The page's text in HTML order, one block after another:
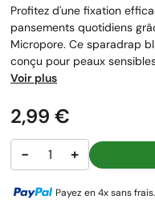
Profitez d'une fixation
pansements quotidiens
Micropore. Ce sparadrap
conçu pour peaux
Voir plus
Prix
2,99 €
− +
Payez en 4x sans frais.